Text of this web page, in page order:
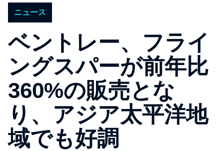
ニュース
ベントレー、フライ
ングスパーが前年比
360%の販売とな
り、アジア太平洋地
域でも好調